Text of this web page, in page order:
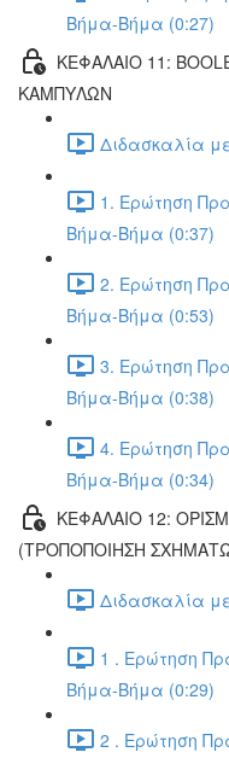
Βήμα-Βήμα (0:27)
ΚΕΦΑΛΑΙΟ 11:
ΚΑΜΠΥΛΩΝ
Διδασκαλία
1. Ερώτηση
Βήμα-Βήμα (0:37)
2. Ερώτηση
Βήμα-Βήμα (0:53)
3. Ερώτηση
Βήμα-Βήμα (0:38)
4. Ερώτηση
Βήμα-Βήμα (0:34)
ΚΕΦΑΛΑΙΟ 12:
(ΤΡΟΠΟΠΟΙΗΣΗ
Διδασκαλία
1 . Ερώτηση
Βήμα-Βήμα (0:29)
2 . Ερώτηση